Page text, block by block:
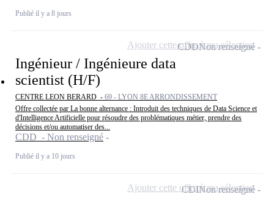
Publié il y a 8 jours
Ingénieur / Ingénieure data
scientist (H/F)
CENTRE LEON BERARD - 69 - LYON 8E ARRONDISSEMENT
Offre collectée par La bonne alternance : Introduit des techniques de Data Science et
d'Intelligence Artificielle pour résoudre des problématiques métier, prendre des
décisions et/ou automatiser des...
CDD - Non renseigné
Publié il y a 10 jours
CDDNon renseigné
Ajouter cette offre à ma sélection
CDINon renseigné
Ajouter cette offre à ma sélection